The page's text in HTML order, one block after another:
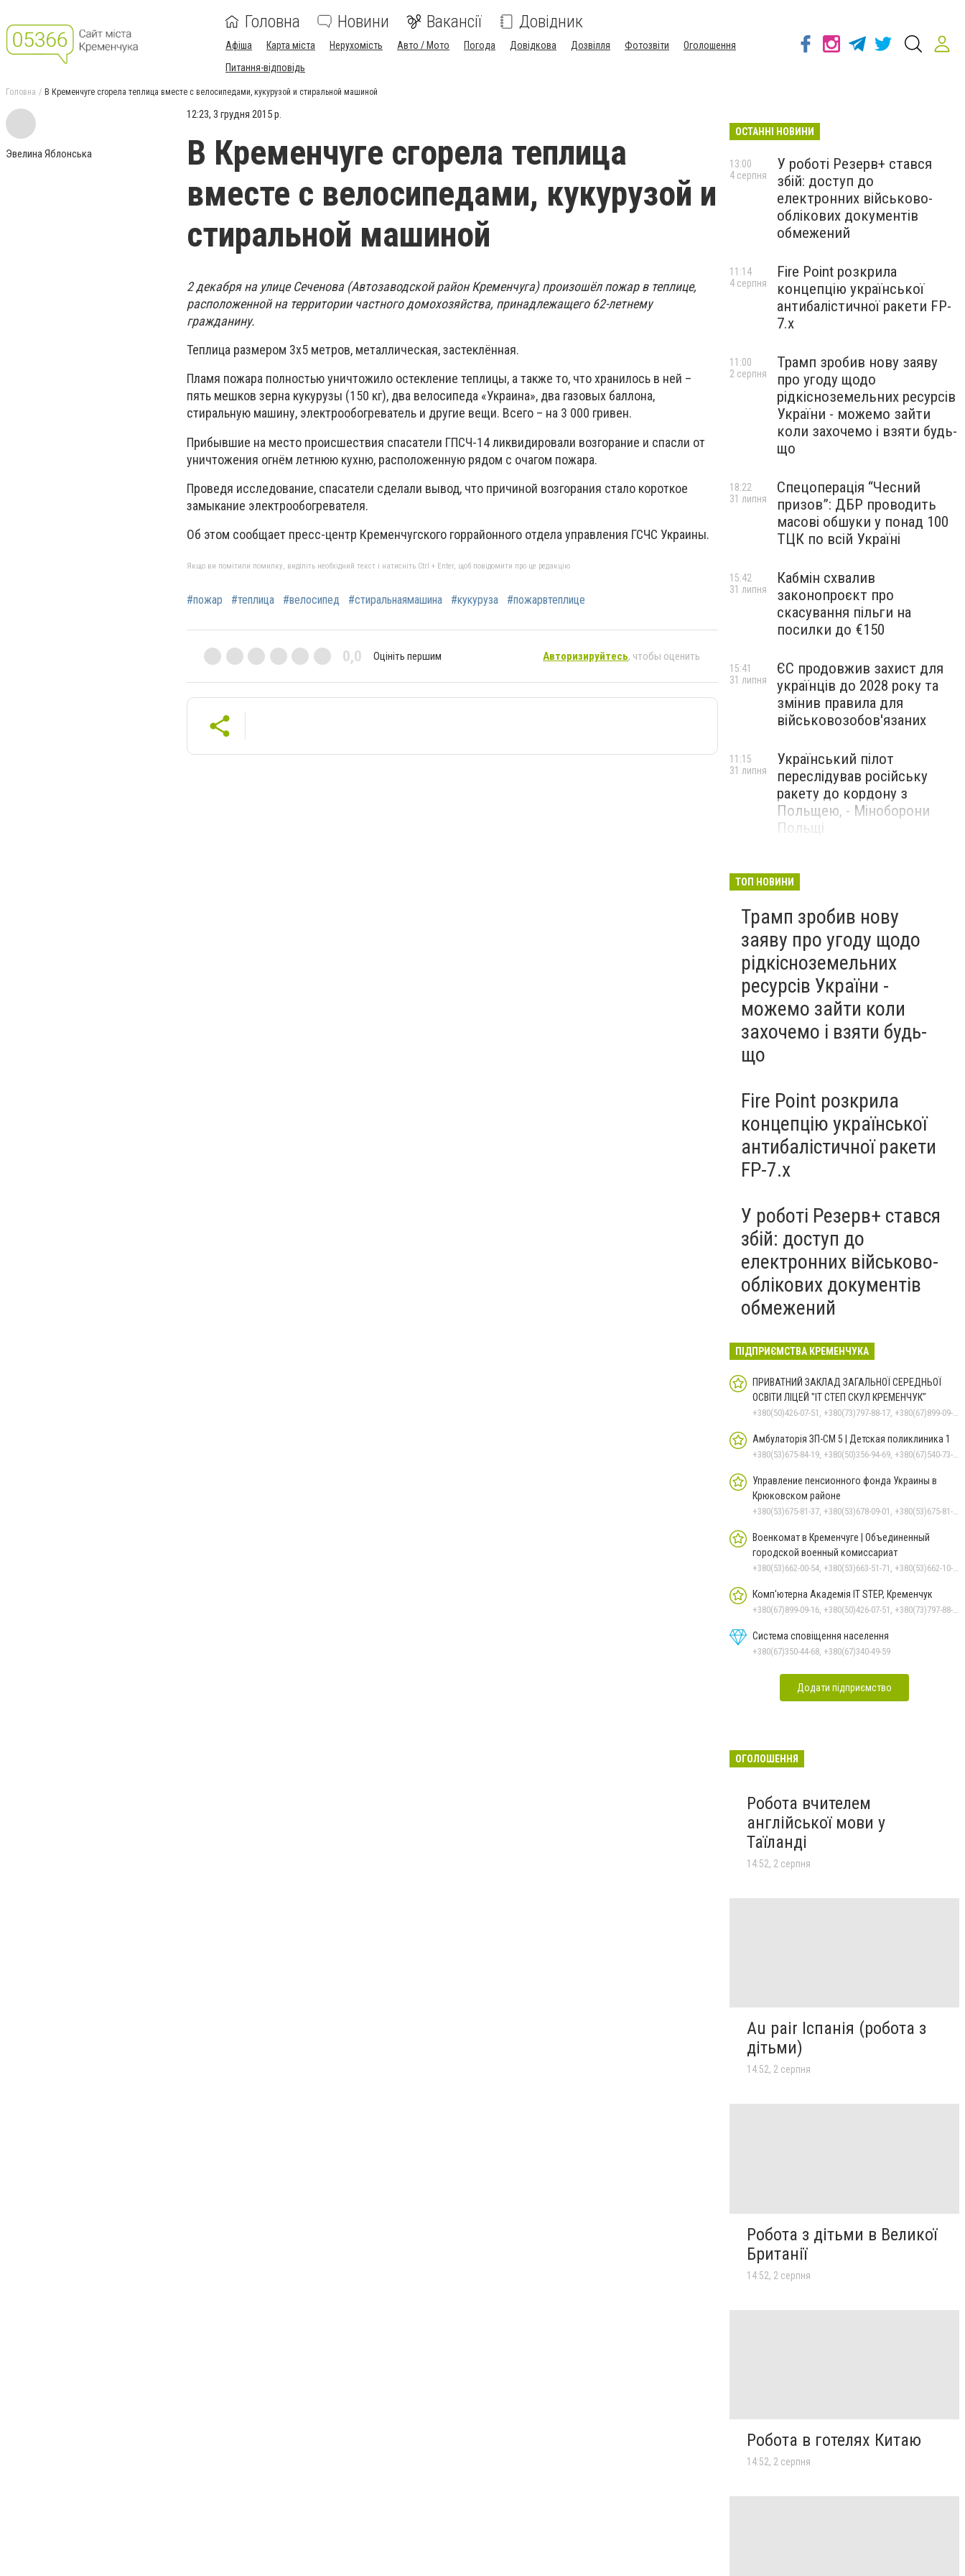
Головна Новини Вакансії Довідник
Афіша Карта міста Нерухомість Авто / Мото Погода Довідкова Дозвілля Фотозвіти
Оголошення
Питання-відповідь
Головна В Кременчуге сгорела теплица вместе с велосипедами, кукурузой и стиральной машиной
Эвелина Яблонська
12:23, 3 грудня 2015 р.
В Кременчуге сгорела теплица
вместе с велосипедами, кукурузой и
стиральной машиной
2 декабря на улице Сеченова (Автозаводской район Кременчуга) произошёл пожар в теплице,
расположенной на территории частного домохозяйства, принадлежащего 62-летнему
гражданину.
Теплица размером 3х5 метров, металлическая, застеклённая.
Пламя пожара полностью уничтожило остекление теплицы, а также то, что хранилось в ней –
пять мешков зерна кукурузы (150 кг), два велосипеда «Украина», два газовых баллона,
стиральную машину, электрообогреватель и другие вещи. Всего – на 3 000 гривен.
Прибывшие на место происшествия спасатели ГПСЧ-14 ликвидировали возгорание и спасли от
уничтожения огнём летнюю кухню, расположенную рядом с очагом пожара.
Проведя исследование, спасатели сделали вывод, что причиной возгорания стало короткое
замыкание электрообогревателя.
Об этом сообщает пресс-центр Кременчугского горрайонного отдела управления ГСЧС Украины.
Якщо ви помітили помилку, виділіть необхідний текст і натисніть Ctrl + Enter, щоб повідомити про це редакцію
#пожар #теплица #велосипед #стиральнаямашина #кукуруза #пожарвтеплице
0,0 Оцініть першим Авторизируйтесь, чтобы оценить
ОСТАННІ НОВИНИ
У роботі Резерв+ стався
збій: доступ до
електронних військово-
облікових документів
обмежений
13:00
4 серпня
Fire Point розкрила
концепцію української
антибалістичної ракети FP-
7.x
11:14
4 серпня
Трамп зробив нову заяву
про угоду щодо
рідкісноземельних ресурсів
України - можемо зайти
коли захочемо і взяти будь-
що
11:00
2 серпня
Спецоперація “Чесний
призов”: ДБР проводить
масові обшуки у понад 100
ТЦК по всій Україні
18:22
31 липня
Кабмін схвалив
законопроєкт про
скасування пільги на
посилки до €150
15:42
31 липня
ЄС продовжив захист для
українців до 2028 року та
змінив правила для
військовозобов'язаних
15:41
31 липня
Український пілот
переслідував російську
ракету до кордону з
Польщею, - Міноборони
Польщі
11:15
31 липня
ракетну атаку Ірану та
29 липня
ТОП НОВИНИ
Трамп зробив нову
заяву про угоду щодо
рідкісноземельних
ресурсів України -
можемо зайти коли
захочемо і взяти будь-
що
Fire Point розкрила
концепцію української
антибалістичної ракети
FP-7.x
У роботі Резерв+ стався
збій: доступ до
електронних військово-
облікових документів
обмежений
ПІДПРИЄМСТВА КРЕМЕНЧУКА
ПРИВАТНИЙ ЗАКЛАД ЗАГАЛЬНОЇ СЕРЕДНЬОЇ
ОСВІТИ ЛІЦЕЙ "ІТ СТЕП СКУЛ КРЕМЕНЧУК"
+380(50)426-07-51, +380(73)797-88-17, +380(67)899-09-16
Амбулаторія ЗП-СМ 5 | Детская поликлиника 1
+380(53)675-84-19, +380(50)356-94-69, +380(67)540-73-87
Управление пенсионного фонда Украины в
Крюковском районе
+380(53)675-81-37, +380(53)678-09-01, +380(53)675-81-32, +380(53)675-81-40, +380(53)675-81-33, +380(53)675-81-38, +380(53)675-81-31, +380(53)678-08-87
Военкомат в Кременчуге | Объединенный
городской военный комиссариат
+380(53)662-00-54, +380(53)663-51-71, +380(53)662-10-35
Комп'ютерна Академія IT STEP, Кременчук
+380(67)899-09-16, +380(50)426-07-51, +380(73)797-88-17
Система сповіщення населення
+380(67)350-44-68, +380(67)340-49-59
Додати підприємство
ОГОЛОШЕННЯ
Робота вчителем
англійської мови у
Таїланді
14:52, 2 серпня
Au pair Іспанія (робота з
дітьми)
14:52, 2 серпня
Робота з дітьми в Великої
Британії
14:52, 2 серпня
Робота в готелях Китаю
14:52, 2 серпня